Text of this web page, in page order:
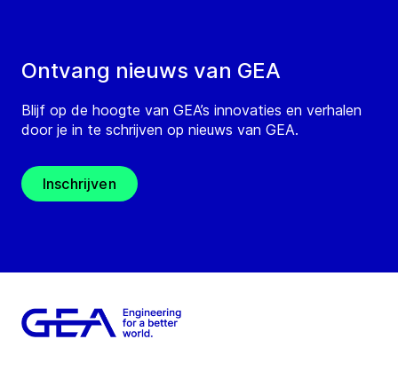
Ontvang nieuws van GEA
Blijf op de hoogte van GEA’s innovaties en verhalen
door je in te schrijven op nieuws van GEA.
Inschrijven